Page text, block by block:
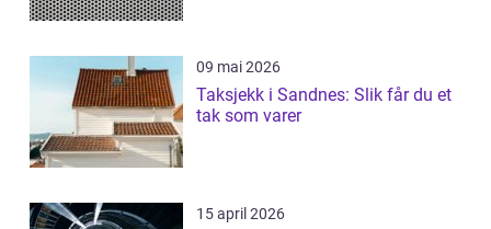
09 mai 2026
Taksjekk i Sandnes: Slik får du et
tak som varer
15 april 2026